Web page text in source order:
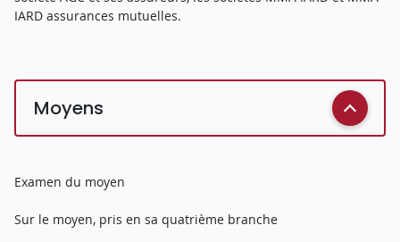
IARD assurances mutuelles.
Moyens
Examen du moyen
Sur le moyen, pris en sa quatrième branche